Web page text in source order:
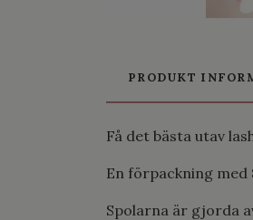
PRODUKT
Få det bästa utav
En förpackning med
Spolarna är gjorda